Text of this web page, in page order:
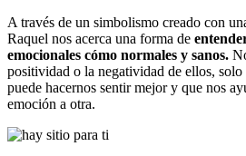
A través de un simbolismo creado con
Raquel nos acerca una forma de
emocionales cómo normales y sanos.
positividad o la negatividad de ellos, solo
puede hacernos sentir mejor y que nos
emoción a otra.